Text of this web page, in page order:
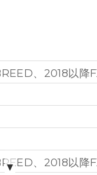
▼
、2018以降
、2018以降